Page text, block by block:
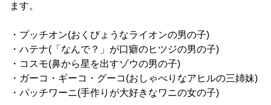
ます。
・プッチオン(おくびょうなライオンの男の子)
・ハテナ(「なんで？」が口癖のヒツジの男の子)
・コスモ(鼻から星を出すゾウの男の子)
・ガーコ・ギーコ・グーコ(おしゃべりなアヒルの三姉妹)
・パッチワーニ(手作りが大好きなワニの女の子)